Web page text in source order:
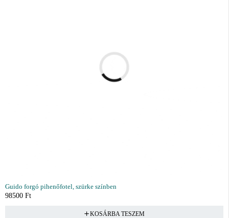
Guido forgó pihenőfotel, szürke színben
98500 Ft
KOSÁRBA TESZEM